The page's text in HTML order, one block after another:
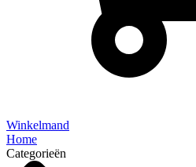
Winkelmand
Home
Categorieën